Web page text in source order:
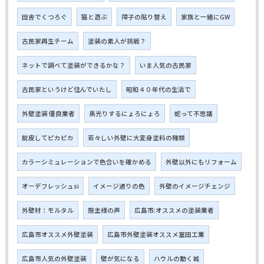
田舎でくつろぐ 猫と遊ぶ 障子の貼り替え 家族と一緒にGW
古民家再生チーム 塗装の素人が挑戦？
ネットで調べて塗装ができるかな？ いま人気の古民家
古民家というけど住んでいたし 昭和４０年代の生活で
外壁塗装 優良業者 黒光りするにょろにょろ 蛇って不思議
脱皮してピカピカ 若々しい外壁に大変身塗料の種類
カラーシミュレーションで色合いを確かめる 外壁以外にもリフォーム
オーデフレッシュsi イメージ通りの色 外壁のイメージチェンジ
外壁材：モルタル 施主様の声 広島市:オススメの塗装業者
広島市オススメ外壁塗装 広島市外壁塗装オススメ室田工業
広島市人気の外壁塗装 壁が気になる ハウルの動く城